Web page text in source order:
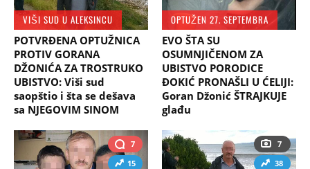
VIŠI SUD U ALEKSINCU
POTVRĐENA OPTUŽNICA
PROTIV GORANA
DŽONIĆA ZA TROSTRUKO
UBISTVO: Viši sud
saopštio i šta se dešava
sa NJEGOVIM SINOM
OPTUŽEN 27. SEPTEMBRA
EVO ŠTA SU
OSUMNJIČENOM ZA
UBISTVO PORODICE
ĐOKIĆ PRONAŠLI U ĆELIJI:
Goran Džonić ŠTRAJKUJE
glađu
7
15
7
38